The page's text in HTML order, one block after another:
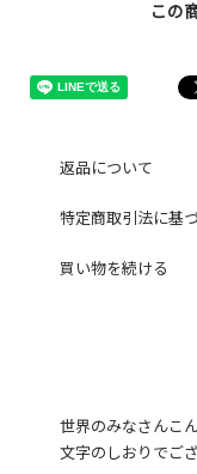
この
返品について
特定商取引法に基
買い物を続ける
世界のみなさんこ
文字のしおりでござ